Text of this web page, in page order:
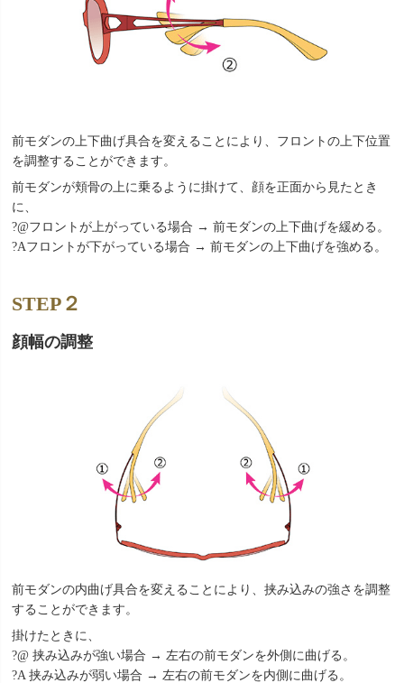
前モダンの上下曲げ具合を変えることにより、フロントの上下位置
を調整することができます。
前モダンが頬骨の上に乗るように掛けて、顔を正面から見たとき
に、
?@フロントが上がっている場合 → 前モダンの上下曲げを緩める。
?Aフロントが下がっている場合 → 前モダンの上下曲げを強める。
STEP２
顔幅の調整
前モダンの内曲げ具合を変えることにより、挟み込みの強さを調整
することができます。
掛けたときに、
?@ 挟み込みが強い場合 → 左右の前モダンを外側に曲げる。
?A 挟み込みが弱い場合 → 左右の前モダンを内側に曲げる。